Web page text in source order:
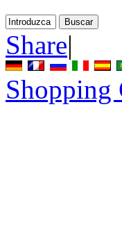
Share|
Shopping